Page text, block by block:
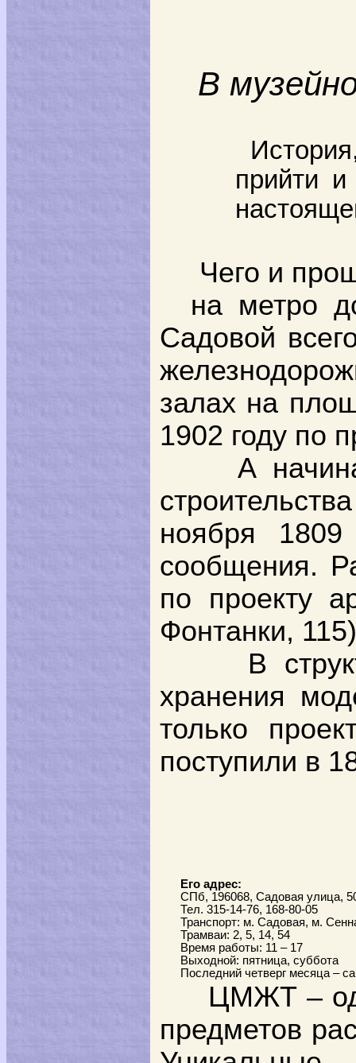
В
прийти
Чего и
на метро
Садовой
залах на
1902 году по
А
ноября 1809
сообщения.
по проекту
Фонтанки,
В
хранения
только
поступили в
Его адрес:
СПб, 196068, Садовая улица,
Тел. 315-14-76, 168-80-05
Транспорт: м. Садовая, м.
Трамваи: 2, 5, 14, 54
Время работы: 11 – 17
Выходной: пятница, суббота
Последний четверг месяца –
ЦМЖТ –
предметов